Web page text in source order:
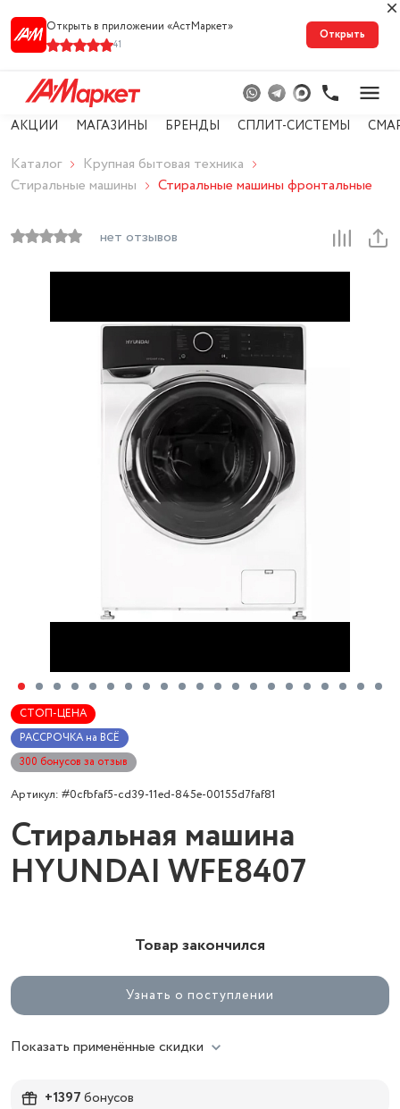
Открыть в приложении «АстМарке‪т‬»
41
Открыть
АКЦИИ МАГАЗИНЫ БРЕНДЫ СПЛИТ-СИСТЕМЫ
Каталог
Крупная бытовая техника
Стиральные машины
Стиральные машины фронтальные
нет отзывов
СТОП-ЦЕНА
РАССРОЧКА на ВСЁ
300 бонусов за отзыв
Артикул: #0cfbfaf5-cd39-11ed-845e-00155d7faf81
Стиральная машина
HYUNDAI WFE8407
Товар закончился
Узнать о поступлении
Показать применённые скидки
+1397бонусов